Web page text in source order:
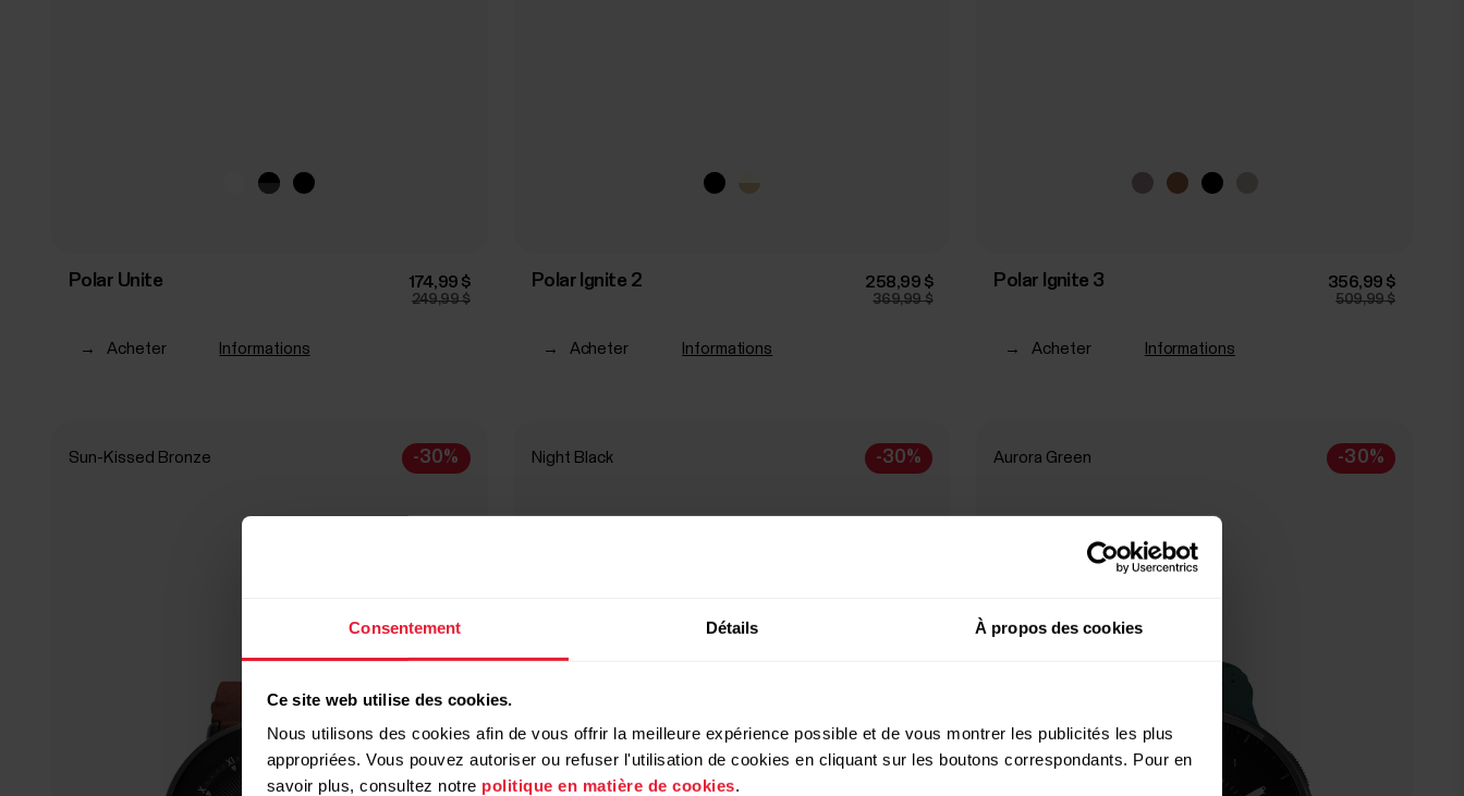
Consentement Détails À propos des cookies
Ce site web utilise des cookies.
Nous utilisons des cookies afin de vous offrir la meilleure expérience possible et de vous montrer les publicités les plus
appropriées. Vous pouvez autoriser ou refuser l'utilisation de cookies en cliquant sur les boutons correspondants. Pour en
savoir plus, consultez notre politique en matière de cookies.
Polar Unite 174,99 $
249,99 $
→ Acheter Informations
Polar Ignite 2 258,99 $
369,99 $
→ Acheter Informations
Polar Ignite 3 356,99 $
509,99 $
→ Acheter Informations
Sun-Kissed Bronze -30% Night Black -30% Aurora Green -30%